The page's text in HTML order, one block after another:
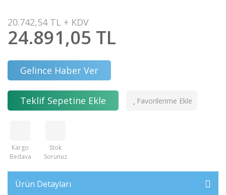
20.742,54 TL + KDV
24.891,05 TL
Gelince Haber Ver
Teklif Sepetine Ekle
Kargo
Bedava
Stok
Sorunuz
Ürün Detayları